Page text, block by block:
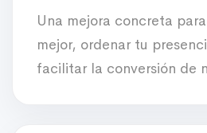
Una mejora concreta
mejor, ordenar tu
facilitar la conversión de